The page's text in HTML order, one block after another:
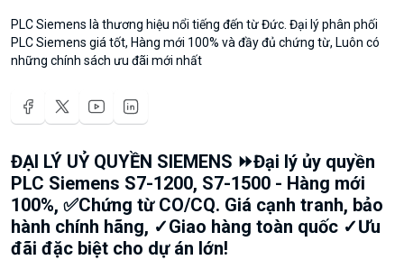
PLC Siemens là thương hiệu nổi tiếng đến từ Đức. Đại lý phân phối
PLC Siemens giá tốt, Hàng mới 100% và đầy đủ chứng từ, Luôn có
những chính sách ưu đãi mới nhất
ĐẠI LÝ UỶ QUYỀN SIEMENS ⏩Đại lý ủy quyền
PLC Siemens S7-1200, S7-1500 - Hàng mới
100%, ✅Chứng từ CO/CQ. Giá cạnh tranh, bảo
hành chính hãng, ✓Giao hàng toàn quốc ✓Ưu
đãi đặc biệt cho dự án lớn!